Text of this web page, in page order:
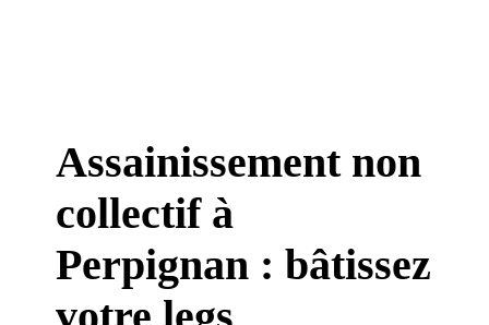
Assainissement non
collectif à
Perpignan : bâtissez